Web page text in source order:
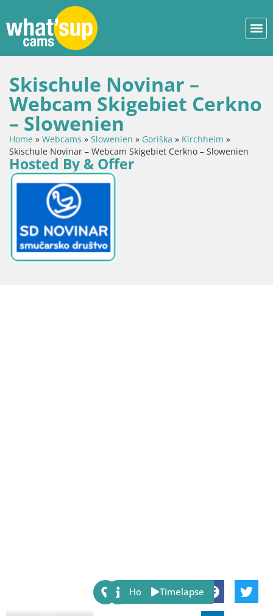
Skischule Novinar –
Webcam Skigebiet Cerkno
– Slowenien
Home » Webcams » Slowenien » Goriška » Kirchheim »
Skischule Novinar – Webcam Skigebiet Cerkno – Slowenien
Hosted By & Offer
Share:
Host Timelapse